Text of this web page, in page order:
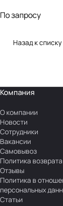
По запросу
Назад к списку
Компания
О компании
Новости
Сотрудники
Вакансии
Самовывоз
Политика
Отзывы
Политика в
персональных
Статьи